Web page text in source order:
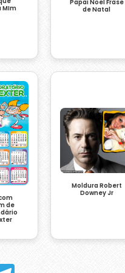
MIm
Papai Noel Frase
de Natal
de
Moldura Robert
Downey Jr
Telegram